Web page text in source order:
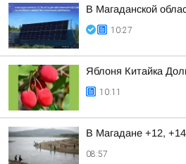
В Магаданской
10:27
Яблоня Китайка
10:11
В Магадане +12,
08:57